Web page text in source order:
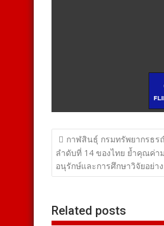
แนะแนว
เรื่อง
กาฬสินธุ์ กรมทรัพยากรธ
ลำดับที่ 14 ของไทย ย้ำคุณค่า
อนุรักษ์และการศึกษาวิจัยอย่า
Related posts